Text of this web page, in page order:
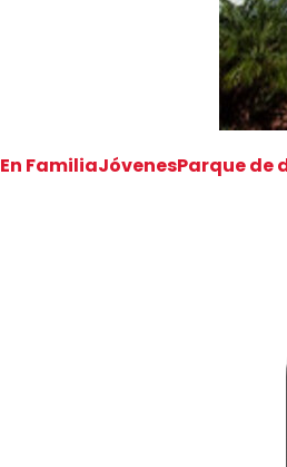
En FamiliaJóvenesParque de